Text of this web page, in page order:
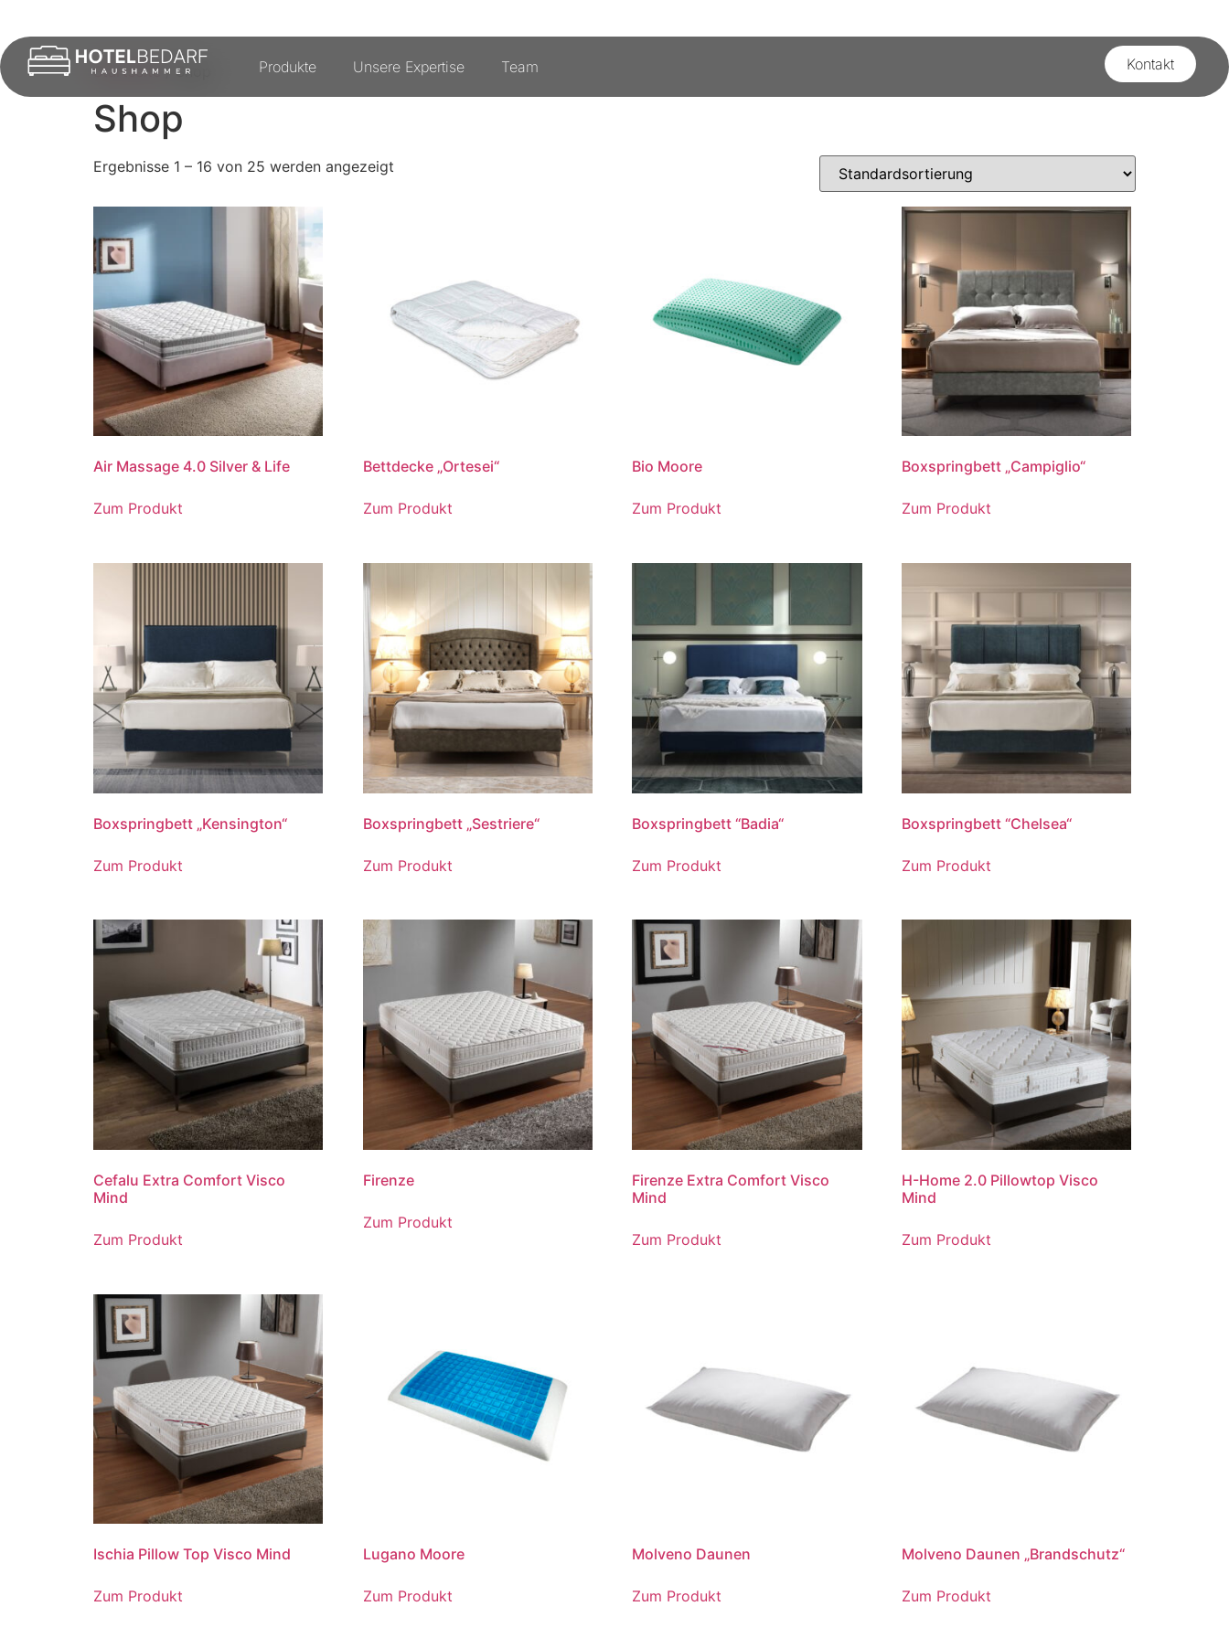
Produkte Unsere Expertise Team Kontakt
Startseite / Shop
Shop
Ergebnisse 1 – 16 von 25 werden angezeigt
Air Massage 4.0 Silver & Life
Zum Produkt
Bettdecke „Ortesei“
Zum Produkt
Bio Moore
Zum Produkt
Boxspringbett „Campiglio“
Zum Produkt
Boxspringbett „Kensington“
Zum Produkt
Boxspringbett „Sestriere“
Zum Produkt
Boxspringbett “Badia“
Zum Produkt
Boxspringbett “Chelsea“
Zum Produkt
Cefalu Extra Comfort Visco
Mind
Zum Produkt
Firenze
Zum Produkt
Firenze Extra Comfort Visco
Mind
Zum Produkt
H-Home 2.0 Pillowtop Visco
Mind
Zum Produkt
Ischia Pillow Top Visco Mind
Zum Produkt
Lugano Moore
Zum Produkt
Molveno Daunen
Zum Produkt
Molveno Daunen „Brandschutz“
Zum Produkt